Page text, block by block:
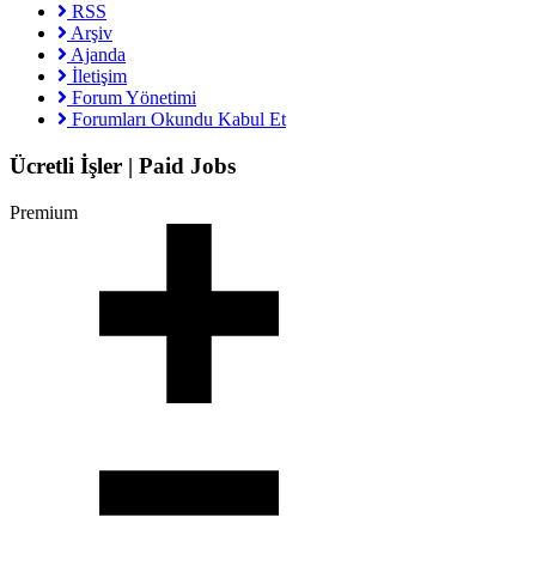
RSS
Arşiv
Ajanda
İletişim
Forum Yönetimi
Forumları Okundu Kabul Et
Ücretli İşler | Paid Jobs
Premium